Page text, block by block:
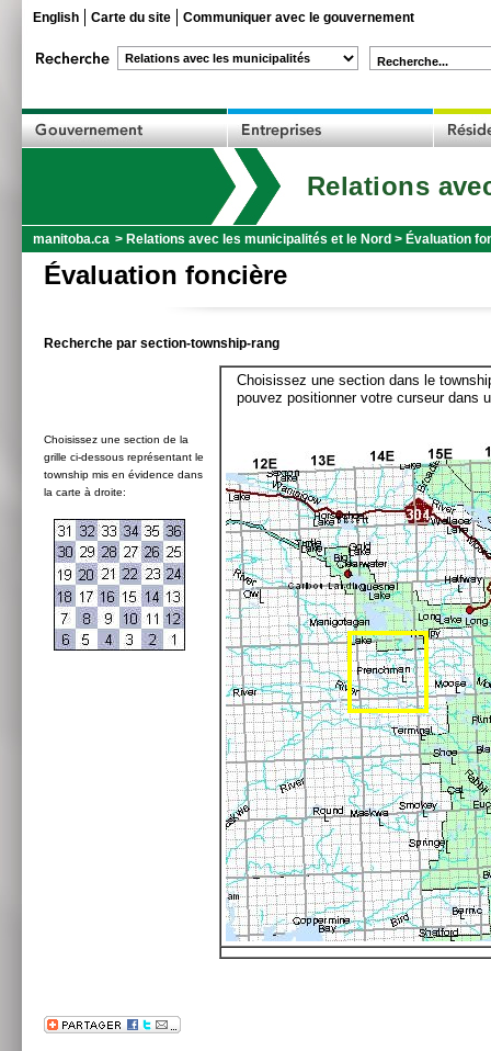
English Carte du site Communiquer avec le gouvernement
Recherche...
Relations
manitoba.ca > Relations avec les municipalités et le Nord > Évaluation
Évaluation foncière
Recherche par section-township-rang
Choisissez une section de la
grille ci-dessous représentant le
township mis en évidence dans
la carte à droite:
Choisissez une section dans le
pouvez positionner votre curseur dans